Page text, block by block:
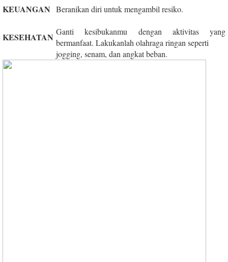
KEUANGAN Beranikan diri untuk mengambil resiko.
KESEHATAN Ganti kesibukanmu dengan aktivitas yang
bermanfaat. Lakukanlah olahraga ringan seperti
jogging, senam, dan angkat beban.